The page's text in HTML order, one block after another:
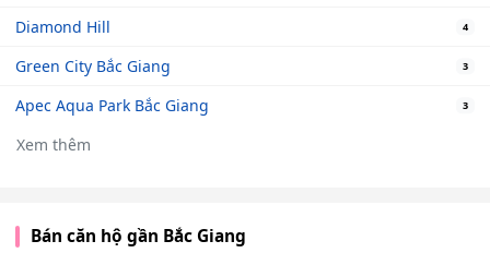
Diamond Hill 4
Green City Bắc Giang 3
Apec Aqua Park Bắc Giang 3
Xem thêm
Bán căn hộ gần Bắc Giang